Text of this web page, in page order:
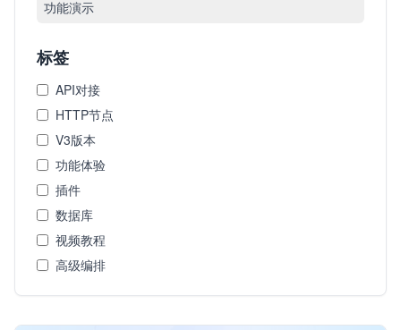
功能演示
标签
API对接
HTTP节点
V3版本
功能体验
插件
数据库
视频教程
高级编排